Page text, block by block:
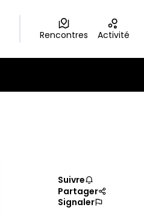
Rencontres Activité
Suivre
Partager
Signaler